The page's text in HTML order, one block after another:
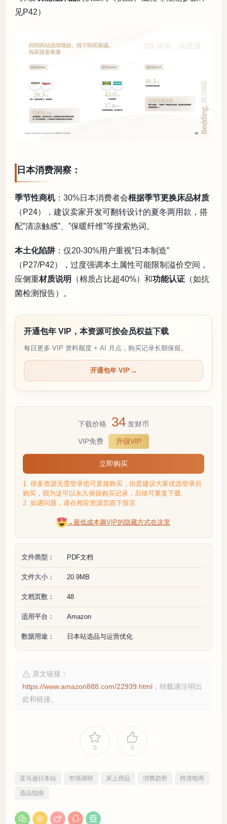
见P42）
日本消费洞察：
季节性商机：30%日本消费者会根据季节更换床品材质
（P24），建议卖家开发可翻转设计的夏冬两用款，搭
配”清凉触感”、”保暖纤维”等搜索热词。
本土化陷阱：仅20-30%用户重视”日本制造”
（P27/P42），过度强调本土属性可能限制溢价空间，
应侧重材质说明 （棉质占比超40%）和功能认证 （如抗
菌检测报告）。
开通包年 VIP，本资源可按会员权益下载
每日更多 VIP 资料额度 + AI 月点，购买记录长期保留。
开通包年 VIP
下载价格 34 发财币
VIP免费 升级VIP
立即购买
1. 很多资源无需登录也可直接购买，但是建议大家优选登录后
购买，因为这可以永久保留购买记录，后续可重复下载
2. 如遇问题，请在相应资源页面下留言
→最低成本薅VIP的隐藏方式在这里
文件类型： PDF文档
文件大小： 20.9MB
文档页数： 48
适用平台： Amazon
数据用途： 日本站选品与运营优化
原文链接：
https://www.amazon888.com/22939.html ，转载请注明出
处和链接。
0 0
亚马逊日本站 市场调研 床上用品 消费趋势 跨境电商
选品指南